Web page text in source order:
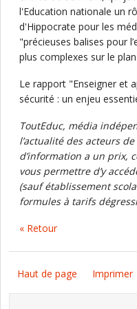
l'Education nationale un
d'Hippocrate pour les
"précieuses balises pour
plus complexes sur le
Le rapport "Enseigner et
sécurité : un enjeu
ToutEduc, média
l’actualité des acteurs
d’information a un prix,
vous permettre d’y
(sauf établissement
formules à tarifs
« Retour
Haut de page Imprimer